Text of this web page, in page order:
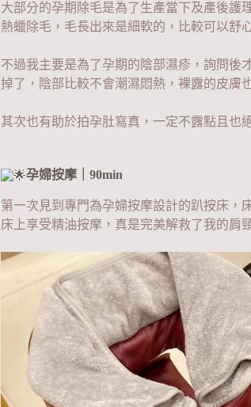
大部分的孕期除毛是為了生產當下及產後護
熱蠟除毛，毛長出來是細軟的，比較可以舒
不過我主要是為了孕期的陰部濕疹，詢問後
掉了，陰部比較不會潮濕悶熱，裸露的皮膚
其次也有助於拍孕肚寫真，一定不露點且也
孕婦按摩｜90min
第一次見到專門為孕婦按摩設計的趴按床，
床上享受精油按摩，真是完美解救了我的肩